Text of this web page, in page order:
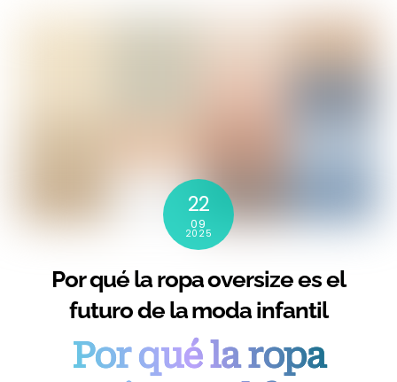
22
09
2025
Por qué la ropa oversize es el
futuro de la moda infantil
Por qué la ropa